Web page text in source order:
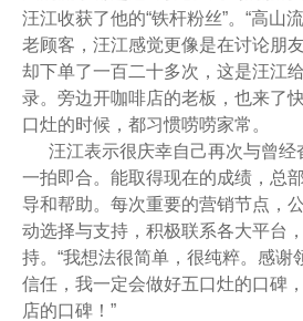
汪江收获了他的“铁杆粉丝”。“高山
老顾客，汪江感觉更像是在讨论朋
却下单了一百二十多次，这是汪江
录。旁边开咖啡店的老板，也来了
口灶的时候，都习惯唠唠家常。
汪江表示很庆幸自己再次与曾经
一拍即合。能取得现在的成绩，总
导和帮助。每次重要的营销节点，
动选择与支持，积极联系各大平台
持。“我想法很简单，很纯粹。感谢
信任，我一定会做好五口灶的口碑
店的口碑！”